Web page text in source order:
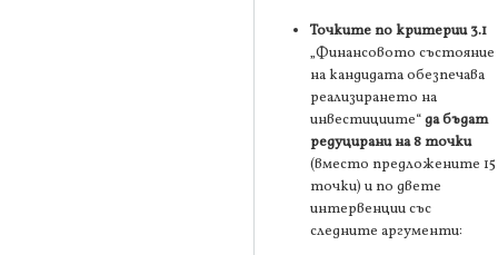
Точките по критерии 3.1
„Финансовото състояние
на кандидата обезпечава
реализирането на
инвестициите“да бъдат
редуцирани на 8 точки
(вместо предложените 15
точки) и по двете
интервенции със
следните аргументи: